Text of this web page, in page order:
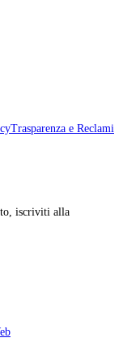
Trasparenza e Reclami
iscriviti alla